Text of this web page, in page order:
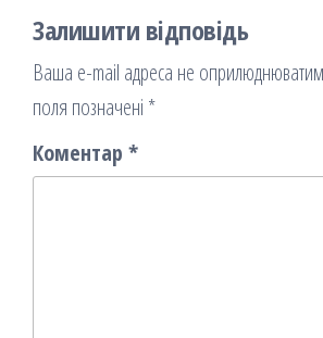
Залишити відповідь
Ваша e-mail адреса не
поля позначені *
Коментар *